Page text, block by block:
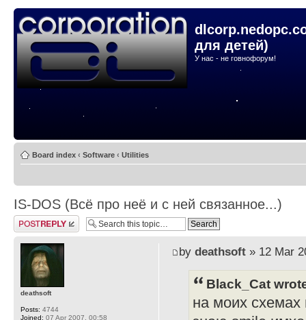
для детей)
У нас - не говнофорум!
Board index ‹ Software ‹ Utilities
IS-DOS (Всё про неё и с ней связанное...)
Post a reply
by deathsoft» 12 Mar
Black_Cat
на моих схемах
deathsoft
Posts: 4744
Joined: 07 Apr 2007, 00:58